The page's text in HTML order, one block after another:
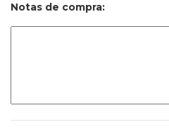
Notas de compra: